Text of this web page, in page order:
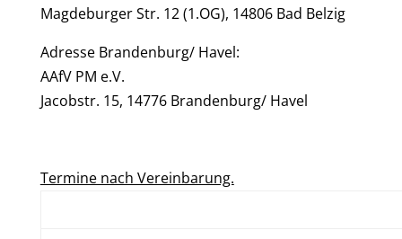
Magdeburger Str. 12 (1.OG), 14806 Bad Belzig
Adresse Brandenburg/ Havel:
AAfV PM e.V.
Jacobstr. 15, 14776 Brandenburg/ Havel
Termine nach Vereinbarung.